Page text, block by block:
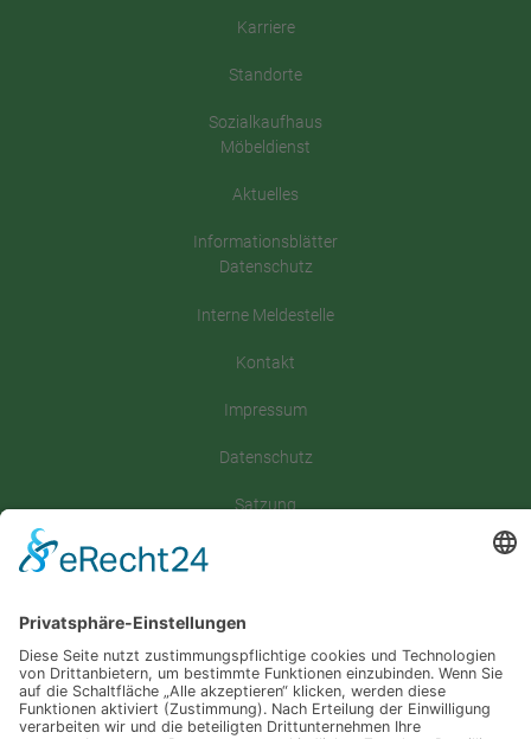
Karriere
Standorte
Sozialkaufhaus
Möbeldienst
Aktuelles
Informationsblätter
Datenschutz
Interne Meldestelle
Kontakt
Impressum
Datenschutz
Satzung
Downloadbereich
Spenden